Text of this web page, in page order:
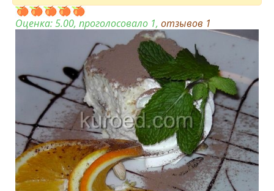
Оценка:5.00, проголосовало 1, отзывов 1